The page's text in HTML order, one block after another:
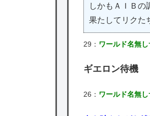
しかもＡＩＢの
果たしてリクた
29： ワールド名無
ギエロン待機
26： ワールド名無